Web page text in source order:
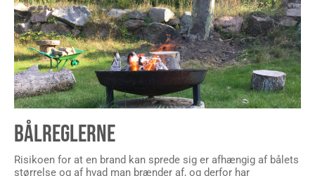
BÅLREGLERNE
Risikoen for at en brand kan sprede sig er afhængig af bålets
størrelse og af hvad man brænder af, og derfor har